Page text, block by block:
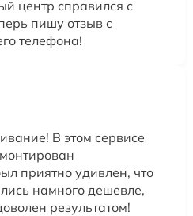
центр справился с
пишу отзыв с
телефона!
В этом сервисе
приятно удивлен, что
намного дешевле,
результатом!